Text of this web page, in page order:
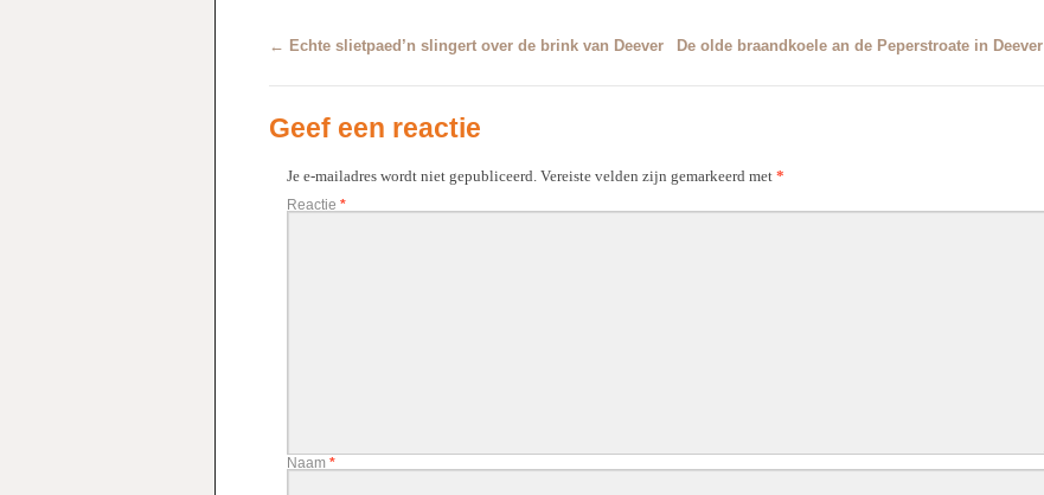
← Echte slietpaed’n slingert over de brink van Deever De olde braandkoele an de Peperstroate in Deever
Geef een reactie
Je e-mailadres wordt niet gepubliceerd. Vereiste velden zijn gemarkeerd met *
Reactie *
Naam *